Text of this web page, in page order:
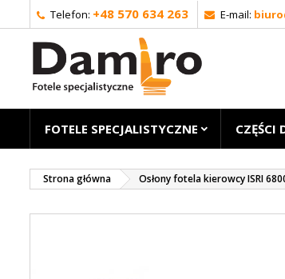
Telefon: +48 570 634 263 E-mail:
FOTELE SPECJALISTYCZNE CZĘŚCI
Strona główna Osłony fotela kierowcy ISRI